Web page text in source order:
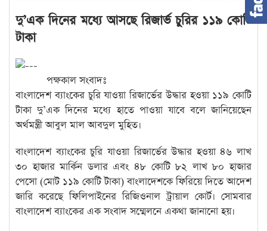
দু’এক দিনের মধ্যে আসছে রিজার্ভ চুরির ১১৯ কোটি
টাকা
পক্ষকাল সংবাদঃ
বাংলাদেশ ব‌্যাংকের চুরি যাওয়া রিজার্ভের উদ্ধার হওয়া ১১৯ কোটি
টাকা দু’এক দিনের মধ্যে হাতে পাওয়া যাবে বলে জানিয়েছেন
অর্থমন্ত্রী আবুল মাল আবদুল মুহিত।
বাংলাদেশ ব্যাংকের চুরি যাওয়া রিজার্ভের উদ্ধার হওয়া ৪৬ লাখ
৩০ হাজার মার্কিন ডলার এবং ৪৮ কোটি ৮২ লাখ ৮০ হাজার
পেসো (মোট ১১৯ কোটি টাকা) বাংলাদেশকে ফিরিয়ে দিতে আদেশ
জারি করেছে ফিলিপাইনের রিজিওনাল ট্রায়াল কোর্ট। সোমবার
বাংলাদেশ ব্যাংকের এক সংবাদ সম্মেলনে একথা জানানো হয়।